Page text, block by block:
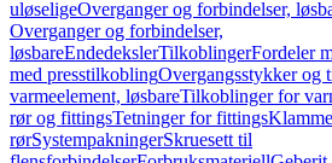
uløseligeOverganger og forbindelser,
Overganger og forbindelser,
løsbareEndedekslerTilkoblingerFordeler
med presstilkoblingOvergangsstykker og
varmeelement, løsbareTilkoblinger for
rør og fittingsTetninger for fittings
rørSystempakningerSkruesett til